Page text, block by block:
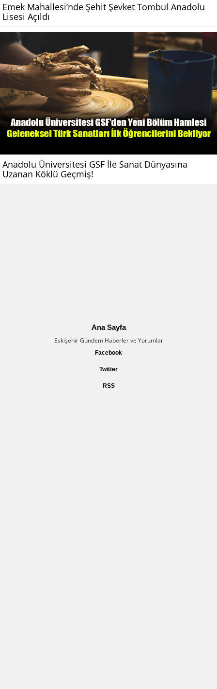
Emek Mahallesi’nde Şehit Şevket Tombul Anadolu
Lisesi Açıldı
Anadolu Üniversitesi GSF İle Sanat Dünyasına
Uzanan Köklü Geçmiş!
Ana Sayfa
Eskişehir Gündem Haberler ve Yorumlar
Facebook
Twitter
RSS